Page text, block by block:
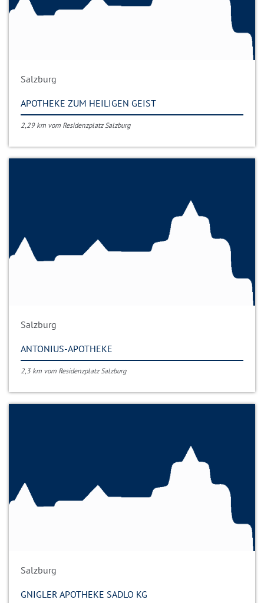
Salzburg
APOTHEKE ZUM HEILIGEN GEIST
2,29 km vom Residenzplatz Salzburg
Salzburg
ANTONIUS-APOTHEKE
2,3 km vom Residenzplatz Salzburg
Salzburg
GNIGLER APOTHEKE SADLO KG